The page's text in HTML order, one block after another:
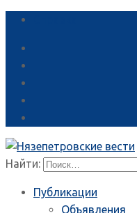
Найти:
Публикации
Объявления